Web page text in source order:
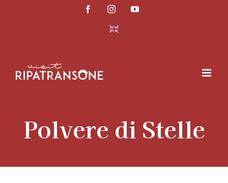
FacebookInstagramYouTube
Polvere di Stelle